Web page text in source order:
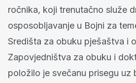
ročnika, koji trenutačno služe
osposobljavanje u Bojni za
Središta za obuku pješaštva i
Zapovjedništva za obuku i
položilo je svečanu prisegu uz